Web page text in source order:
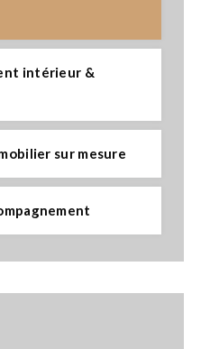
intérieur &
sur mesure